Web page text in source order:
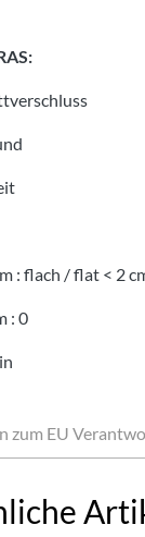
: flach / flat < 2
: 0
zum EU